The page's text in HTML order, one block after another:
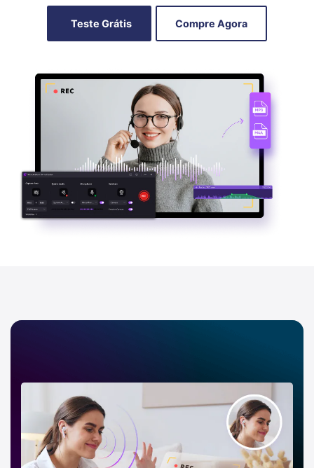
Suporte
Teste Grátis Compre Agora